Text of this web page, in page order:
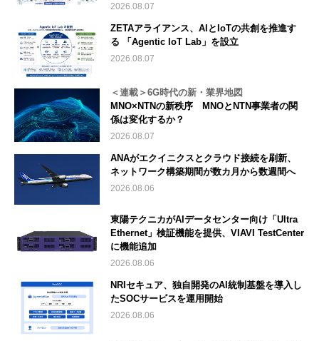
2026.08.07
ZETAアライアンス、AIとIoTの共創を推進す
る 「Agentic IoT Lab」を設立
2026.08.07
＜連載＞6G時代の新・業界地図
MNO×NTNの新秩序 MNOとNTN事業者の関
係は変化するか？
2026.08.07
ANAがエクイニクスとクラウド接続を刷新、
ネットワーク構築期間が数カ月から数週間へ
2026.08.06
東陽テクニカがAIデータセンター向け「Ultra
Ethernet」検証機能を提供、VIAVI TestCenter
に機能追加
2026.08.06
NRIセキュア、独自開発のAI統制基盤を導入し
たSOCサービスを運用開始
2026.08.06